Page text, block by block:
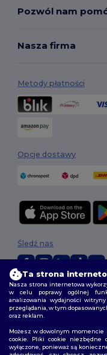
Pozwól nam
Nasza firma
Metody płatności
Opcje dostawy
2026.
Warunki i Zasady|Polityka
Polityka plików cookie|
Śledź nas
Ta strona
Nasza strona internetowa
w celu poprawy ogólnej
analizowania wydajności
przeglądania, w tym
oraz reklam.
Możesz w dowolnym
cookie. Pliki cookie niezbędne
wyłączone, ponieważ są